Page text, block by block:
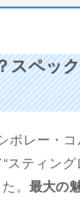
スペッ
ボレー・
スティング
。 最大の